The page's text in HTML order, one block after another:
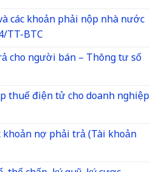
các khoản phải nộp nhà nước
TT-BTC
cho người bán – Thông tư số
thuế điện tử cho doanh nghiệp
khoản nợ phải trả (Tài khoản